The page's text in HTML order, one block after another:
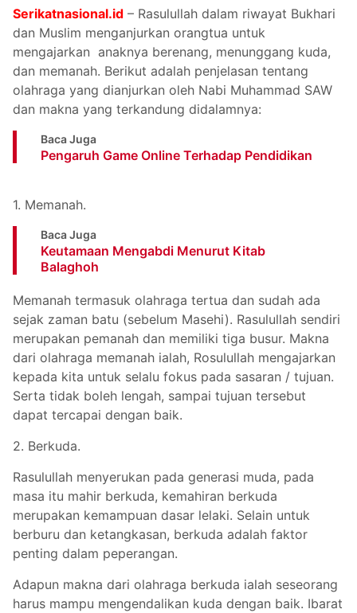
Serikatnasional.id – Rasulullah dalam riwayat Bukhari
dan Muslim menganjurkan orangtua untuk
mengajarkan anaknya berenang, menunggang kuda,
dan memanah. Berikut adalah penjelasan tentang
olahraga yang dianjurkan oleh Nabi Muhammad SAW
dan makna yang terkandung didalamnya:
Baca Juga
Pengaruh Game Online Terhadap Pendidikan
1. Memanah.
Baca Juga
Keutamaan Mengabdi Menurut Kitab
Balaghoh
Memanah termasuk olahraga tertua dan sudah ada
sejak zaman batu (sebelum Masehi). Rasulullah sendiri
merupakan pemanah dan memiliki tiga busur. Makna
dari olahraga memanah ialah, Rosulullah mengajarkan
kepada kita untuk selalu fokus pada sasaran / tujuan.
Serta tidak boleh lengah, sampai tujuan tersebut
dapat tercapai dengan baik.
2. Berkuda.
Rasulullah menyerukan pada generasi muda, pada
masa itu mahir berkuda, kemahiran berkuda
merupakan kemampuan dasar lelaki. Selain untuk
berburu dan ketangkasan, berkuda adalah faktor
penting dalam peperangan.
Adapun makna dari olahraga berkuda ialah seseorang
harus mampu mengendalikan kuda dengan baik. Ibarat